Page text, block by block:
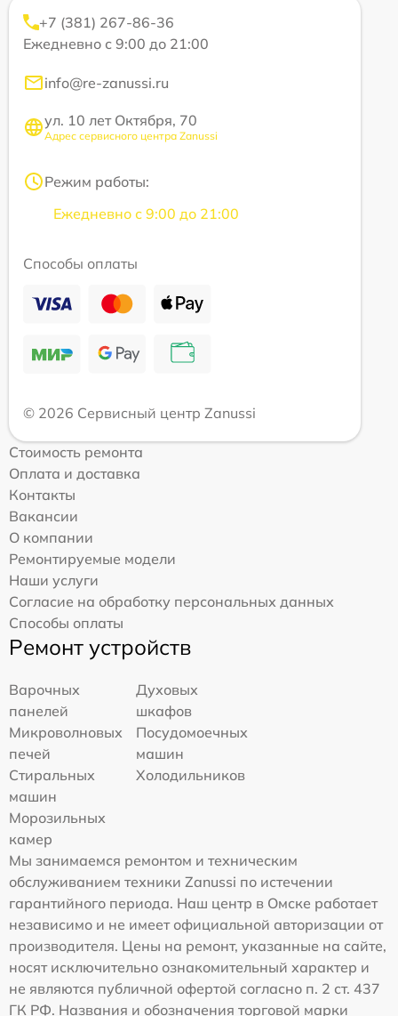
+7 (381) 267-86-36
Ежедневно с 9:00 до 21:00
info@re-zanussi.ru
ул. 10 лет Октября, 70
Адрес сервисного центра Zanussi
Режим работы:
Ежедневно с 9:00 до 21:00
Способы оплаты
© 2026 Сервисный центр Zanussi
Стоимость ремонта
Оплата и доставка
Контакты
Вакансии
О компании
Ремонтируемые модели
Наши услуги
Согласие на обработку персональных данных
Способы оплаты
Ремонт устройств
Варочных
панелей
Духовых
шкафов
Микроволновых
печей
Посудомоечных
машин
Стиральных
машин
Холодильников
Морозильных
камер
Мы занимаемся ремонтом и техническим
обслуживанием техники Zanussi по истечении
гарантийного периода. Наш центр в Омске работает
независимо и не имеет официальной авторизации от
производителя. Цены на ремонт, указанные на сайте,
носят исключительно ознакомительный характер и
не являются публичной офертой согласно п. 2 ст. 437
ГК РФ. Названия и обозначения торговой марки